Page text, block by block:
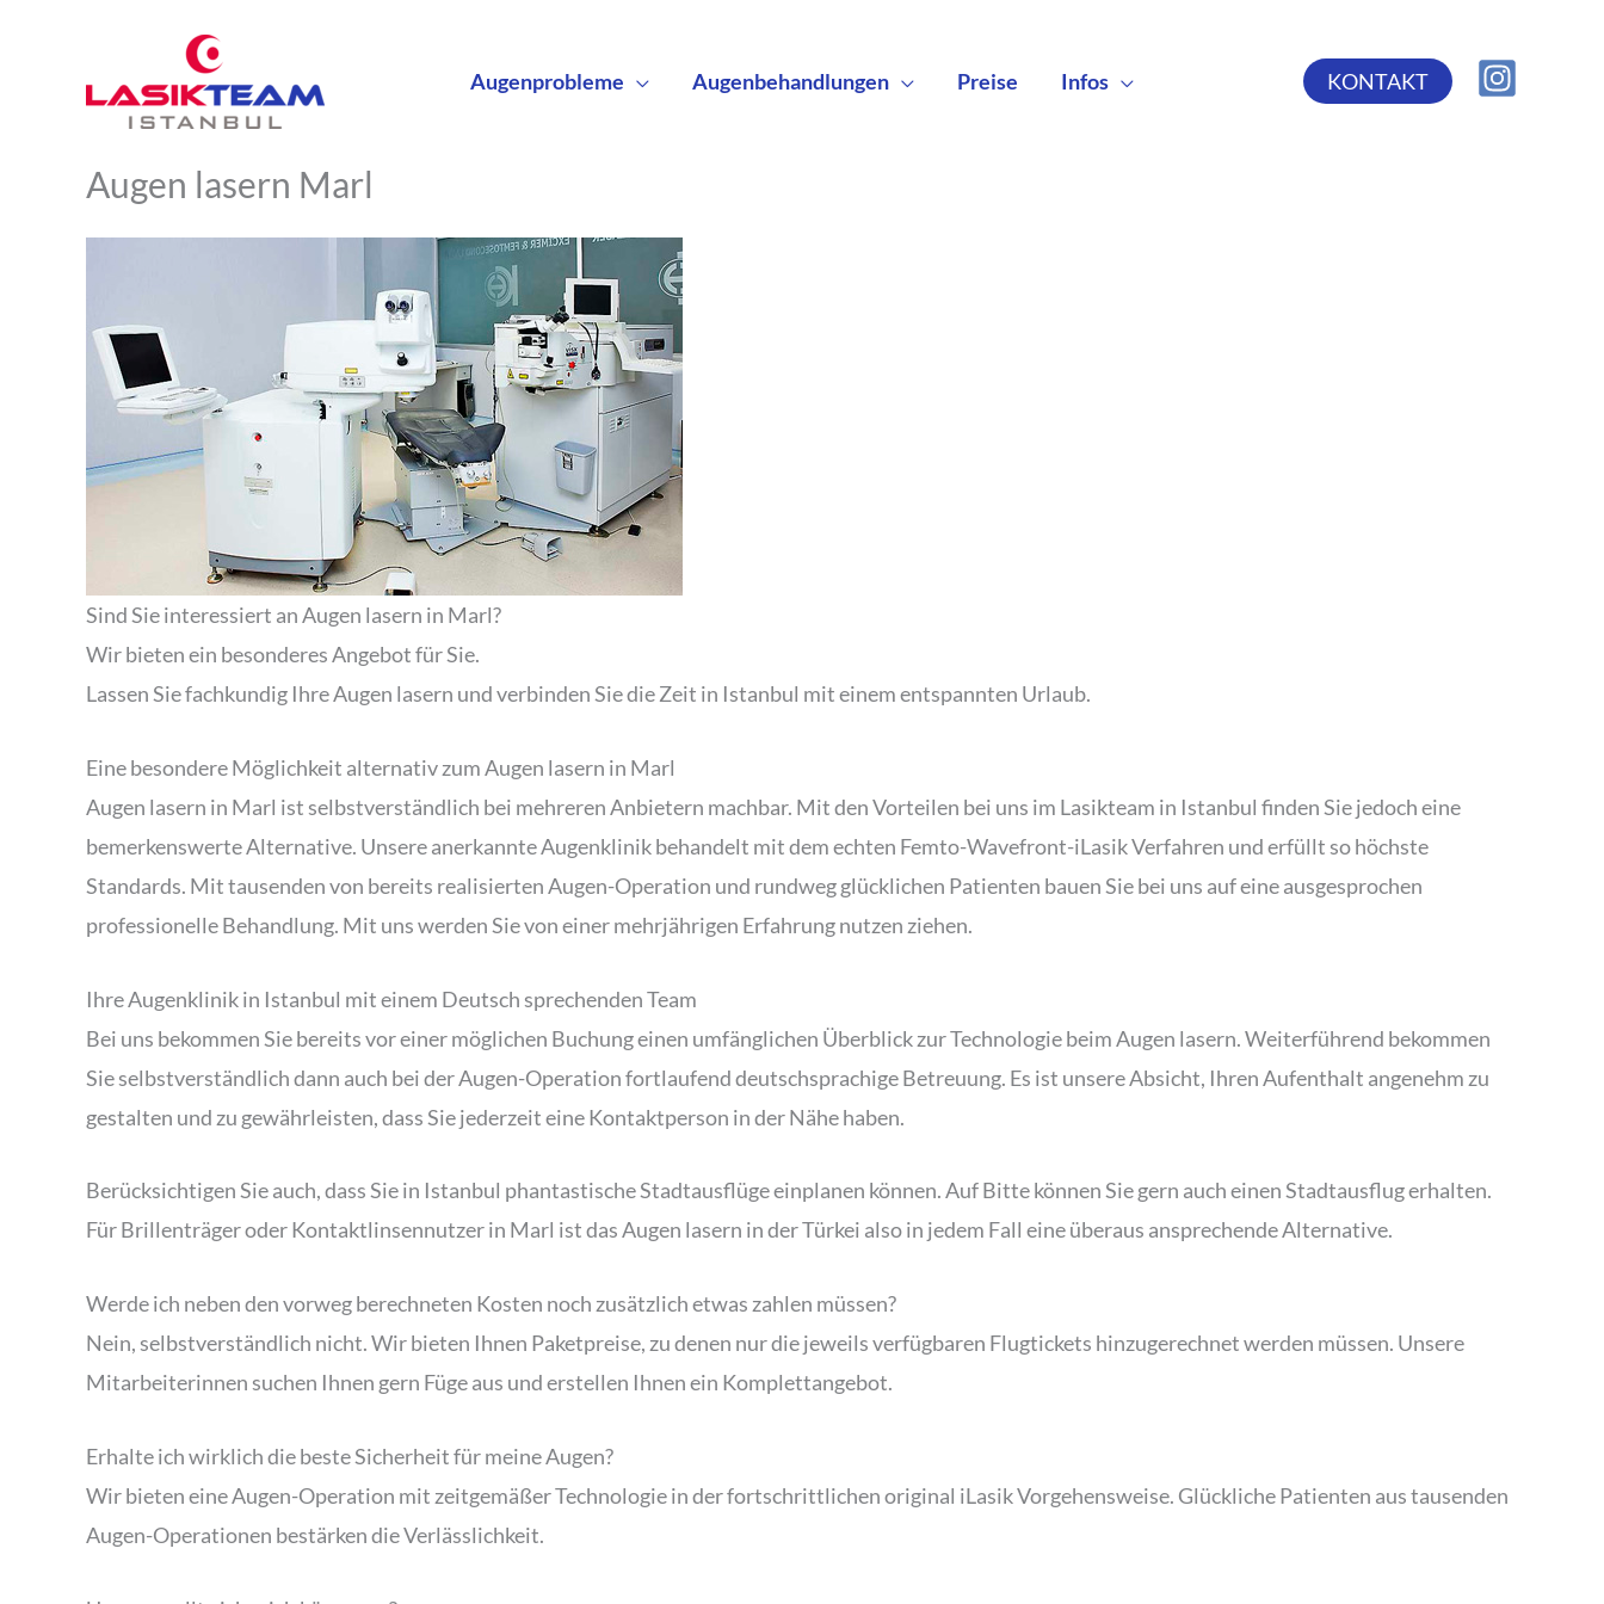
Augenprobleme Augenbehandlungen Preise Infos KONTAKT
Augen lasern Marl
Sind Sie interessiert an Augen lasern in Marl?
Wir bieten ein besonderes Angebot für Sie.
Lassen Sie fachkundig Ihre Augen lasern und verbinden Sie die Zeit in Istanbul mit einem entspannten Urlaub.
Eine besondere Möglichkeit alternativ zum Augen lasern in Marl
Augen lasern in Marl ist selbstverständlich bei mehreren Anbietern machbar. Mit den Vorteilen bei uns im Lasikteam in Istanbul finden Sie jedoch eine
bemerkenswerte Alternative. Unsere anerkannte Augenklinik behandelt mit dem echten Femto-Wavefront-iLasik Verfahren und erfüllt so höchste
Standards. Mit tausenden von bereits realisierten Augen-Operation und rundweg glücklichen Patienten bauen Sie bei uns auf eine ausgesprochen
professionelle Behandlung. Mit uns werden Sie von einer mehrjährigen Erfahrung nutzen ziehen.
Ihre Augenklinik in Istanbul mit einem Deutsch sprechenden Team
Bei uns bekommen Sie bereits vor einer möglichen Buchung einen umfänglichen Überblick zur Technologie beim Augen lasern. Weiterführend bekommen
Sie selbstverständlich dann auch bei der Augen-Operation fortlaufend deutschsprachige Betreuung. Es ist unsere Absicht, Ihren Aufenthalt angenehm zu
gestalten und zu gewährleisten, dass Sie jederzeit eine Kontaktperson in der Nähe haben.
Berücksichtigen Sie auch, dass Sie in Istanbul phantastische Stadtausflüge einplanen können. Auf Bitte können Sie gern auch einen Stadtausflug erhalten.
Für Brillenträger oder Kontaktlinsennutzer in Marl ist das Augen lasern in der Türkei also in jedem Fall eine überaus ansprechende Alternative.
Werde ich neben den vorweg berechneten Kosten noch zusätzlich etwas zahlen müssen?
Nein, selbstverständlich nicht. Wir bieten Ihnen Paketpreise, zu denen nur die jeweils verfügbaren Flugtickets hinzugerechnet werden müssen. Unsere
Mitarbeiterinnen suchen Ihnen gern Füge aus und erstellen Ihnen ein Komplettangebot.
Erhalte ich wirklich die beste Sicherheit für meine Augen?
Wir bieten eine Augen-Operation mit zeitgemäßer Technologie in der fortschrittlichen original iLasik Vorgehensweise. Glückliche Patienten aus tausenden
Augen-Operationen bestärken die Verlässlichkeit.